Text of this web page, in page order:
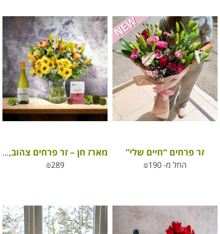
זר פרחים “חיים שלי”
החל מ- ₪190
מארז חן – זר פרחים צהוב, פרלינים ויין לבן
₪289